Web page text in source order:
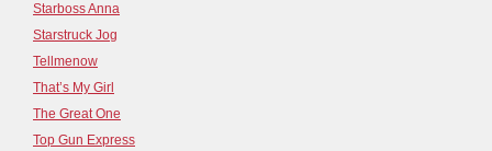
Starboss Anna
Starstruck Jog
Tellmenow
That’s My Girl
The Great One
Top Gun Express